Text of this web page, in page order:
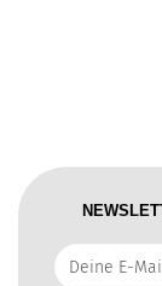
Deine
E-